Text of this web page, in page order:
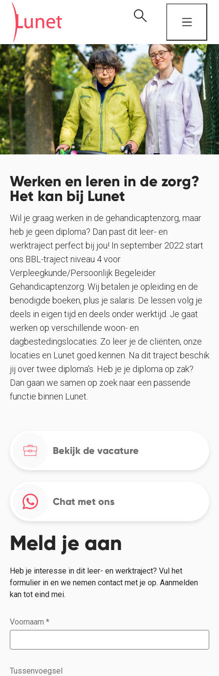
Werken en leren in de zorg?
Het kan bij Lunet
Wil je graag werken in de gehandicaptenzorg, maar
heb je geen diploma? Dan past dit leer- en
werktraject perfect bij jou! In september 2022 start
ons BBL-traject niveau 4 voor
Verpleegkunde/Persoonlijk Begeleider
Gehandicaptenzorg. Wij betalen je opleiding en de
benodigde boeken, plus je salaris. De lessen volg je
deels in eigen tijd en deels onder werktijd. Je gaat
werken op verschillende woon- en
dagbestedingslocaties. Zo leer je de cliënten, onze
locaties en Lunet goed kennen. Na dit traject beschik
jij over twee diploma’s. Heb je je diploma op zak?
Dan gaan we samen op zoek naar een passende
functie binnen Lunet.
Bekijk de vacature
Chat met ons
Meld je aan
Heb je interesse in dit leer- en werktraject? Vul het
formulier in en we nemen contact met je op. Aanmelden
kan tot eind mei.
Voornaam *
Tussenvoegsel